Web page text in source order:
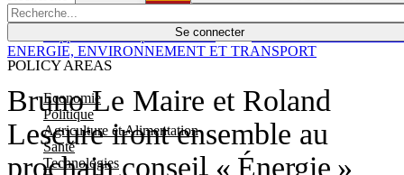
Se connecter
POLICY AREAS
Economie
Politique
Agriculture et Alimentation
Santé
Technologies
Économie
Español
Bruno Le Maire et Roland
Lescure iront ensemble au
prochain conseil « Énergie »
ENERGIE, ENVIRONNEMENT ET TRANSPORT